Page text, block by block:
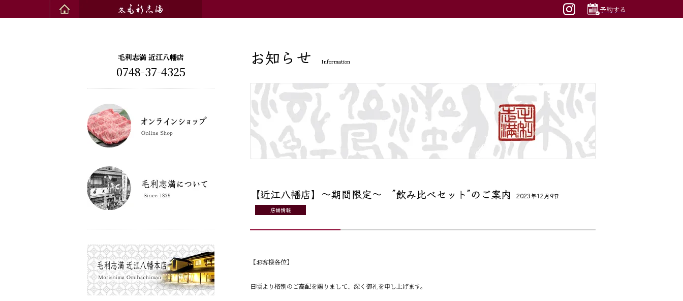
予約する
お知らせ Information
【近江八幡店】～期間限定～ ”飲み比べセット”のご案内 2023年12月9日
店舗情報
【お客様各位】
日頃より格別のご高配を賜りまして、深く御礼を申し上げます。
毛利志満 近江八幡店
0748-37-4325